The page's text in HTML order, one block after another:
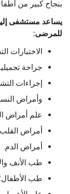
بنجاح كبير من
يساعد مستشفى
للمرضى:
الاختبارات
جراحة
إجراءات
وأمراض
علم أمراض
أمراض
أمراض الدم.
طب الأنف
طب